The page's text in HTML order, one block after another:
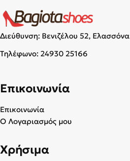
Διεύθυνση: Βενιζέλου 52, Ελασσόνα
Τηλέφωνο: 24930 25166
Επικοινωνία
Επικοινωνία
Ο Λογαριασμός μου
Χρήσιμα